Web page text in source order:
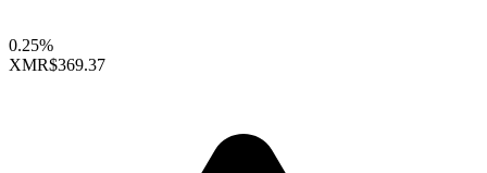
0.25%
XMR$369.37